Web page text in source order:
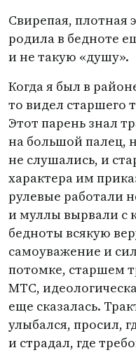
Свирепая, плотная
родила в бедноте
и не такую «душу».
Когда я был в
то видел старшего
Этот парень знал
на большой палец,
не слушались, и
характера им
рулевые работали
и муллы вырвали с
бедноты всякую
самоуважение и
потомке, старшем
МТС,
еще сказалась.
улыбался, просил,
и страдал, где